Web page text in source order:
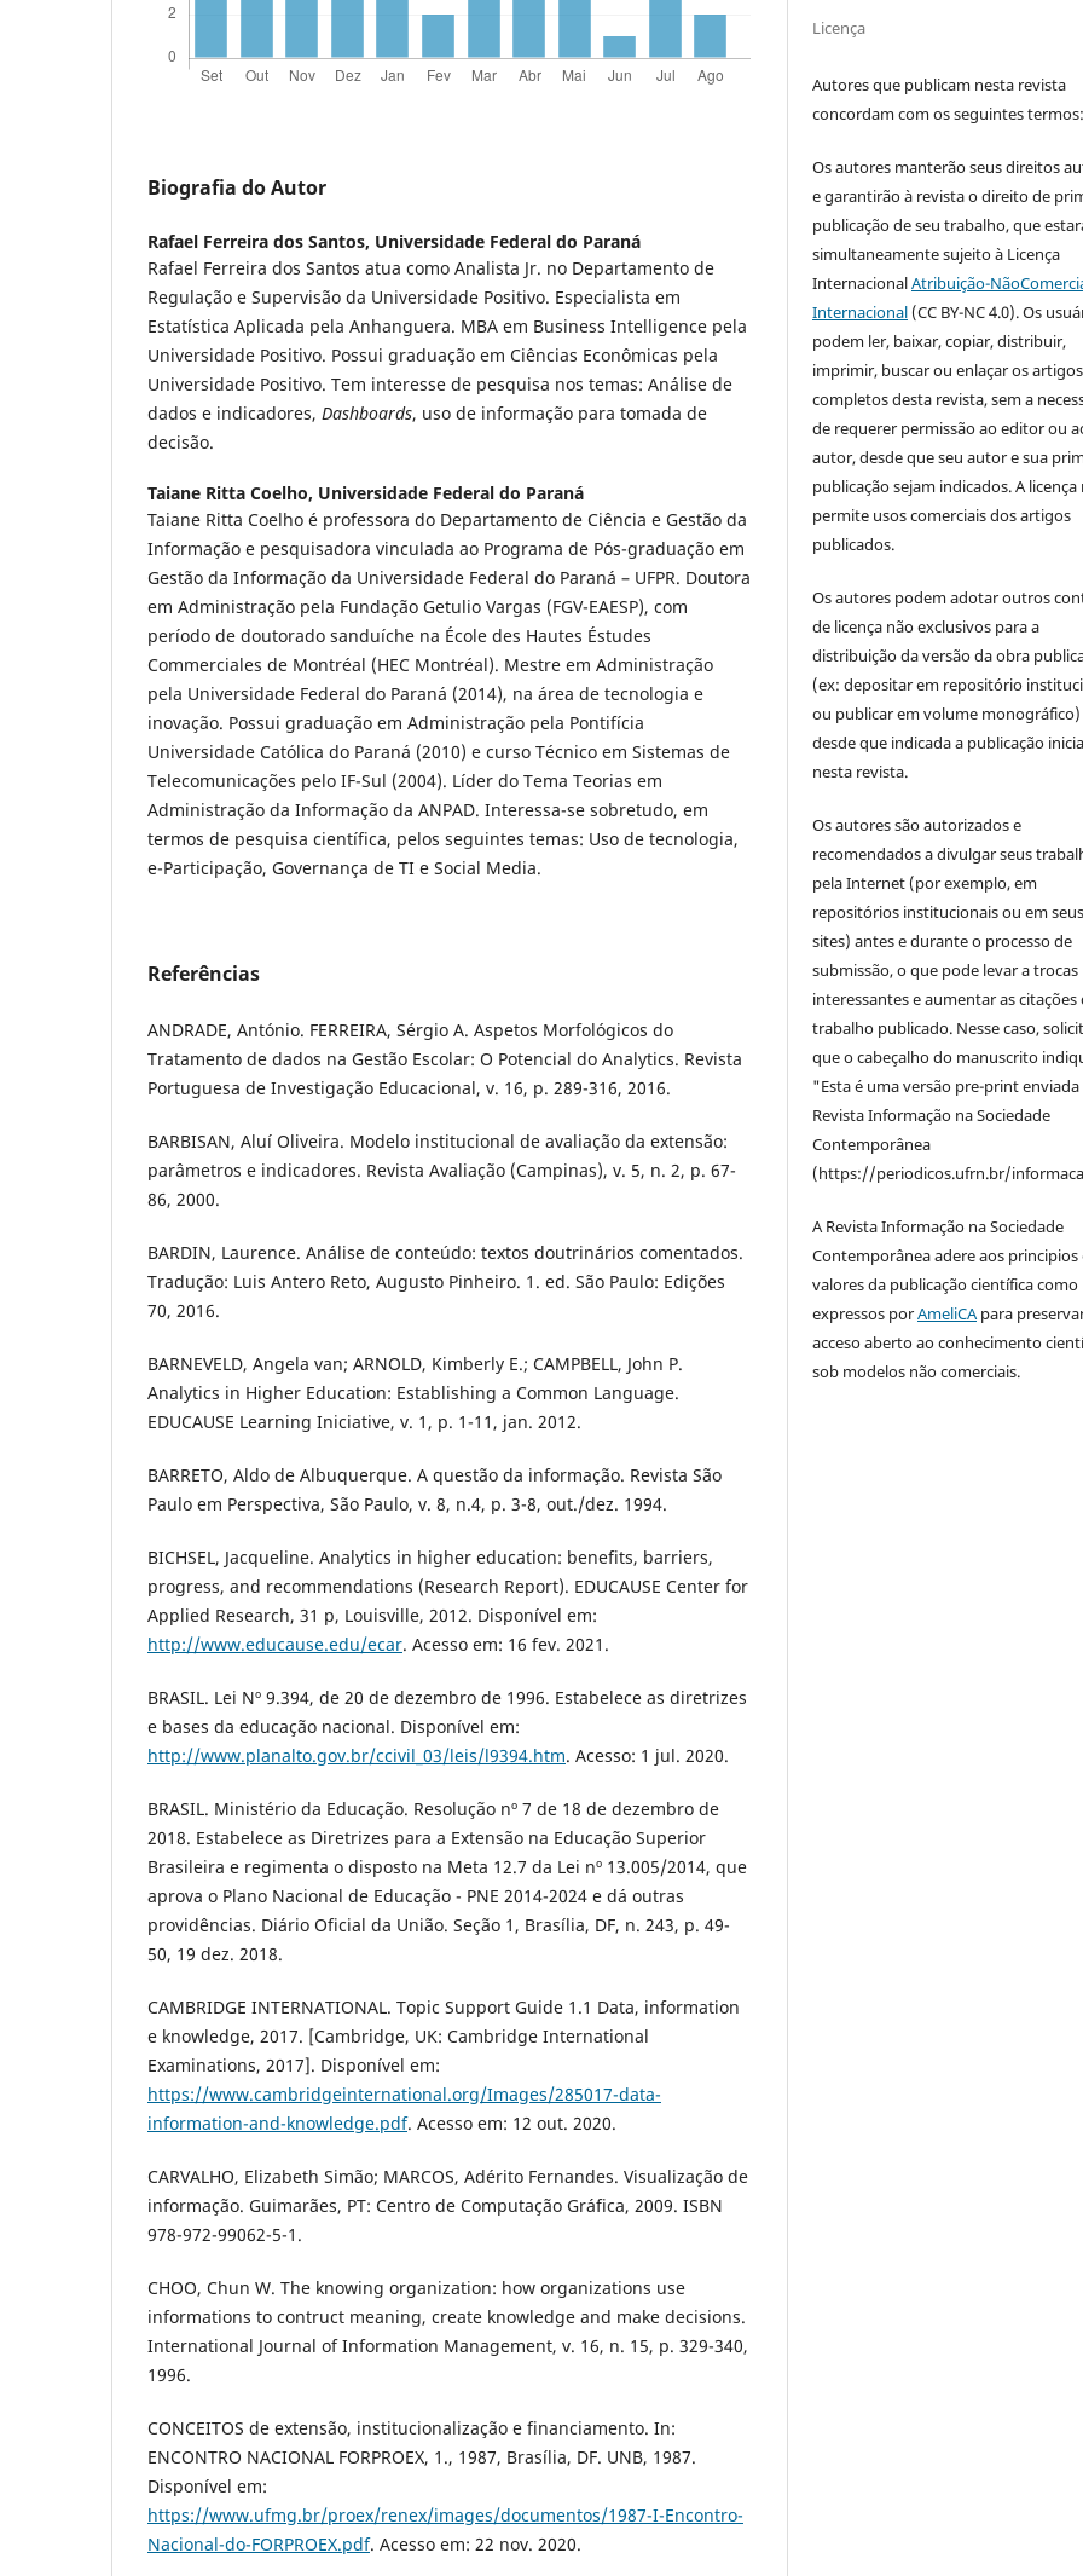
Biografia do Autor
Rafael Ferreira dos Santos, Universidade Federal do Paraná
Rafael Ferreira dos Santos atua como Analista Jr. no Departamento de
Regulação e Supervisão da Universidade Positivo. Especialista em
Estatística Aplicada pela Anhanguera. MBA em Business Intelligence pela
Universidade Positivo. Possui graduação em Ciências Econômicas pela
Universidade Positivo. Tem interesse de pesquisa nos temas: Análise de
dados e indicadores, Dashboards, uso de informação para tomada de
decisão.
Taiane Ritta Coelho, Universidade Federal do Paraná
Taiane Ritta Coelho é professora do Departamento de Ciência e Gestão da
Informação e pesquisadora vinculada ao Programa de Pós-graduação em
Gestão da Informação da Universidade Federal do Paraná – UFPR. Doutora
em Administração pela Fundação Getulio Vargas (FGV-EAESP), com
período de doutorado sanduíche na École des Hautes Éstudes
Commerciales de Montréal (HEC Montréal). Mestre em Administração
pela Universidade Federal do Paraná (2014), na área de tecnologia e
inovação. Possui graduação em Administração pela Pontifícia
Universidade Católica do Paraná (2010) e curso Técnico em Sistemas de
Telecomunicações pelo IF-Sul (2004). Líder do Tema Teorias em
Administração da Informação da ANPAD. Interessa-se sobretudo, em
termos de pesquisa científica, pelos seguintes temas: Uso de tecnologia,
e-Participação, Governança de TI e Social Media.
Referências
ANDRADE, António. FERREIRA, Sérgio A. Aspetos Morfológicos do
Tratamento de dados na Gestão Escolar: O Potencial do Analytics. Revista
Portuguesa de Investigação Educacional, v. 16, p. 289-316, 2016.
BARBISAN, Aluí Oliveira. Modelo institucional de avaliação da extensão:
parâmetros e indicadores. Revista Avaliação (Campinas), v. 5, n. 2, p. 67-
86, 2000.
BARDIN, Laurence. Análise de conteúdo: textos doutrinários comentados.
Tradução: Luis Antero Reto, Augusto Pinheiro. 1. ed. São Paulo: Edições
70, 2016.
BARNEVELD, Angela van; ARNOLD, Kimberly E.; CAMPBELL, John P.
Analytics in Higher Education: Establishing a Common Language.
EDUCAUSE Learning Iniciative, v. 1, p. 1-11, jan. 2012.
BARRETO, Aldo de Albuquerque. A questão da informação. Revista São
Paulo em Perspectiva, São Paulo, v. 8, n.4, p. 3-8, out./dez. 1994.
BICHSEL, Jacqueline. Analytics in higher education: benefits, barriers,
progress, and recommendations (Research Report). EDUCAUSE Center for
Applied Research, 31 p, Louisville, 2012. Disponível em:
http://www.educause.edu/ecar. Acesso em: 16 fev. 2021.
BRASIL. Lei Nº 9.394, de 20 de dezembro de 1996. Estabelece as diretrizes
e bases da educação nacional. Disponível em:
http://www.planalto.gov.br/ccivil_03/leis/l9394.htm. Acesso: 1 jul. 2020.
BRASIL. Ministério da Educação. Resolução nº 7 de 18 de dezembro de
2018. Estabelece as Diretrizes para a Extensão na Educação Superior
Brasileira e regimenta o disposto na Meta 12.7 da Lei nº 13.005/2014, que
aprova o Plano Nacional de Educação - PNE 2014-2024 e dá outras
providências. Diário Oficial da União. Seção 1, Brasília, DF, n. 243, p. 49-
50, 19 dez. 2018.
CAMBRIDGE INTERNATIONAL. Topic Support Guide 1.1 Data, information
e knowledge, 2017. [Cambridge, UK: Cambridge International
Examinations, 2017]. Disponível em:
https://www.cambridgeinternational.org/Images/285017-data-
information-and-knowledge.pdf. Acesso em: 12 out. 2020.
CARVALHO, Elizabeth Simão; MARCOS, Adérito Fernandes. Visualização de
informação. Guimarães, PT: Centro de Computação Gráfica, 2009. ISBN
978-972-99062-5-1.
CHOO, Chun W. The knowing organization: how organizations use
informations to contruct meaning, create knowledge and make decisions.
International Journal of Information Management, v. 16, n. 15, p. 329-340,
1996.
CONCEITOS de extensão, institucionalização e financiamento. In:
ENCONTRO NACIONAL FORPROEX, 1., 1987, Brasília, DF. UNB, 1987.
Disponível em:
https://www.ufmg.br/proex/renex/images/documentos/1987-I-Encontro-
Nacional-do-FORPROEX.pdf. Acesso em: 22 nov. 2020.
Licença
Autores que publicam nesta revista
concordam com os seguintes termos:
Os autores manterão seus direitos
e garantirão à revista o direito de
publicação de seu trabalho, que
simultaneamente sujeito à Licença
InternacionalAtribuição-
Internacional (CC BY-NC 4.0). Os
podem ler, baixar, copiar, distribuir,
imprimir, buscar ou enlaçar os artigos
completos desta revista, sem a
de requerer permissão ao editor ou
autor, desde que seu autor e sua
publicação sejam indicados. A licença
permite usos comerciais dos artigos
publicados.
Os autores podem adotar outros
de licença não exclusivos para a
distribuição da versão da obra
(ex: depositar em repositório
ou publicar em volume monográfico)
desde que indicada a publicação
nesta revista.
Os autores são autorizados e
recomendados a divulgar seus
pela Internet (por exemplo, em
repositórios institucionais ou em seus
sites) antes e durante o processo de
submissão, o que pode levar a trocas
interessantes e aumentar as citações
trabalho publicado. Nesse caso,
que o cabeçalho do manuscrito
"Esta é uma versão pre-print enviada
Revista Informação na Sociedade
Contemporânea
(https://periodicos.ufrn.br/
A Revista Informação na Sociedade
Contemporânea adere aos principios
valores da publicação científica como
expressos porAmeliCApara
acceso aberto ao conhecimento
sob modelos não comerciais.